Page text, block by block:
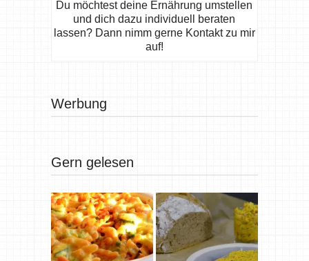
Du möchtest deine Ernährung umstellen
und dich dazu individuell beraten
lassen? Dann nimm gerne Kontakt zu mir
auf!
Werbung
Gern gelesen